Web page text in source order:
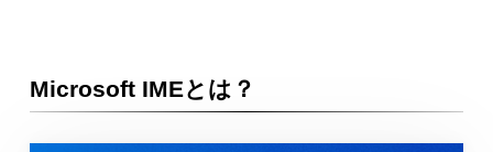
Microsoft IMEとは？